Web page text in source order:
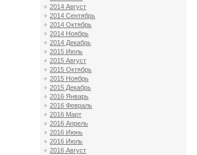
2014 Август
2014 Сентябрь
2014 Октябрь
2014 Ноябрь
2014 Декабрь
2015 Июль
2015 Август
2015 Октябрь
2015 Ноябрь
2015 Декабрь
2016 Январь
2016 Февраль
2016 Март
2016 Апрель
2016 Июнь
2016 Июль
2016 Август